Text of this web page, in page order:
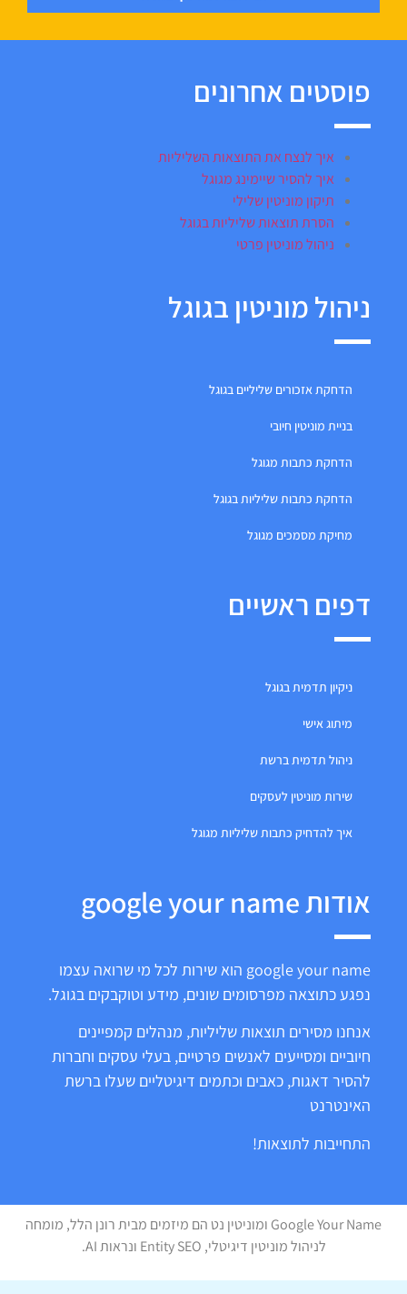
פוסטים אחרונים
איך לנצח את התוצאות השליליות
איך להסיר שיימינג מגוגל
תיקון מוניטין שלילי
הסרת תוצאות שליליות בגוגל
ניהול מוניטין פרטי
ניהול מוניטין בגוגל
הדחקת אזכורים שליליים בגוגל
בניית מוניטין חיובי
הדחקת כתבות מגוגל
הדחקת כתבות שליליות בגוגל
מחיקת מסמכים מגוגל
דפים ראשיים
ניקיון תדמית בגוגל
מיתוג אישי
ניהול תדמית ברשת
שירות מוניטין לעסקים
איך להדחיק כתבות שליליות מגוגל
אודות google your name
google your name הוא שירות לכל מי שרואה עצמו
נפגע כתוצאה מפרסומים שונים, מידע וטוקבקים בגוגל.
אנחנו מסירים תוצאות שליליות, מנהלים קמפיינים
חיוביים ומסייעים לאנשים פרטיים, בעלי עסקים וחברות
להסיר דאגות, כאבים וכתמים דיגיטליים שעלו ברשת
האינטרנט
התחייבות לתוצאות!
Google Your Name ומוניטין נט הם מיזמים מבית רונן הלל, מומחה
לניהול מוניטין דיגיטלי, Entity SEO ונראות AI.